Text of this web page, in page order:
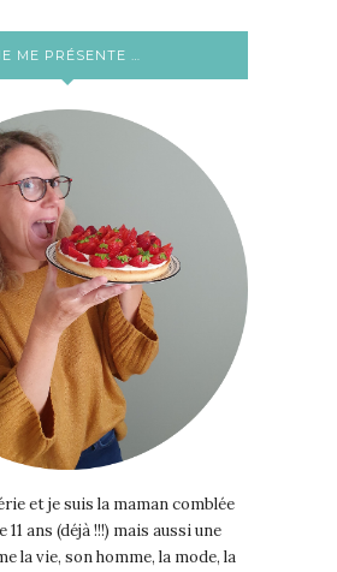
ME PRÉSENTE …
et je suis la maman comblée
11 ans (déjà !!!) mais aussi une
la vie, son homme, la mode, la